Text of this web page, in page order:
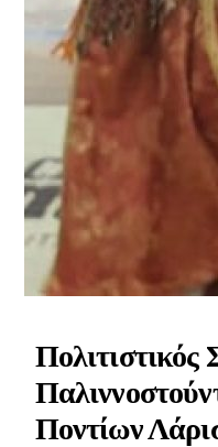
Πολιτιστικός
Ποντίων